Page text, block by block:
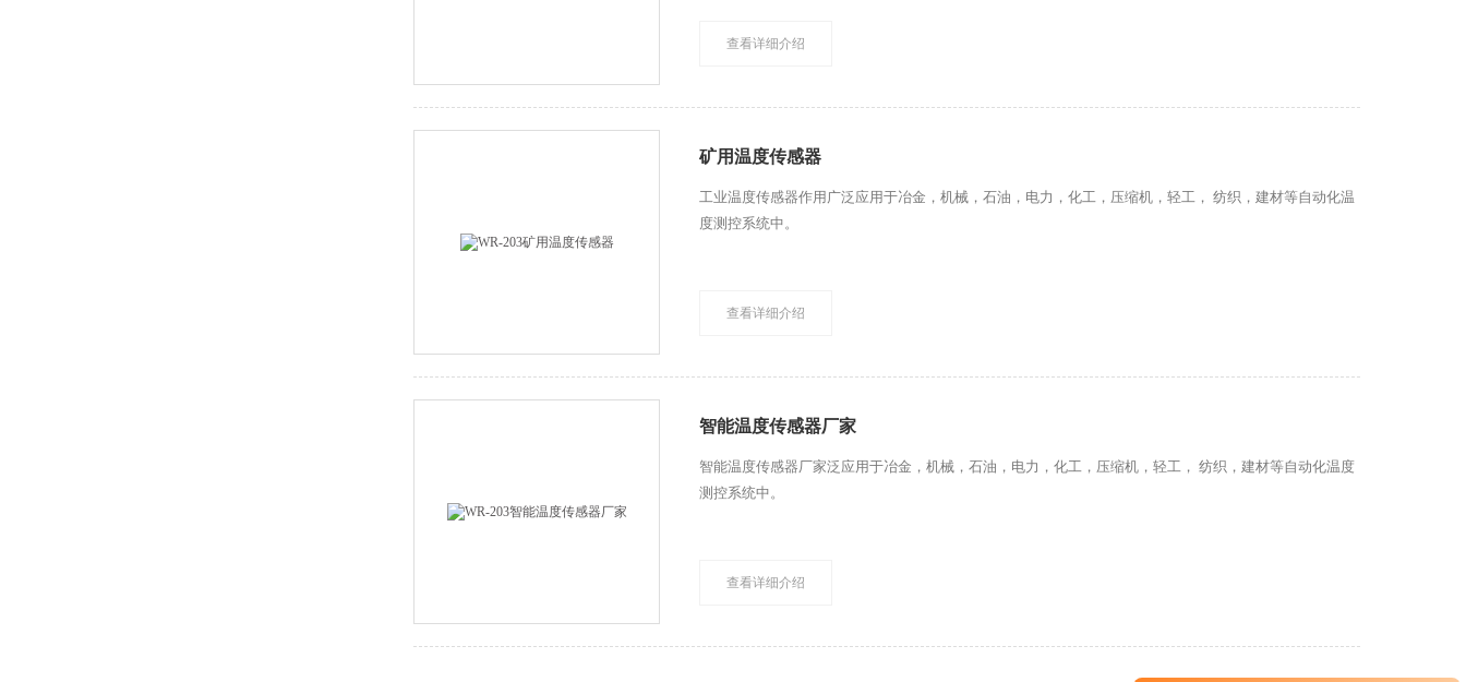
查看详细介绍
矿用温度传感器
工业温度传感器作用广泛应用于冶金，机械，石油，电力，化工，压缩机，轻工， 纺织，建材等自动化温
度测控系统中。
查看详细介绍
智能温度传感器厂家
智能温度传感器厂家泛应用于冶金，机械，石油，电力，化工，压缩机，轻工， 纺织，建材等自动化温度
测控系统中。
查看详细介绍